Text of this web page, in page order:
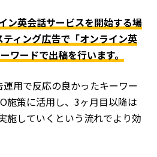
ン英会話サービスを開始する場
ィング広告で「オンライン英
ワードで出稿を行います。
用で反応の良かったキーワー
施策に活用し、3ヶ月目以降は
施していくという流れでより効